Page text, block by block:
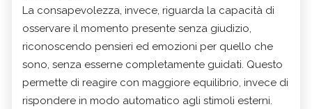
La consapevolezza, invece, riguarda la capacità di
osservare il momento presente senza giudizio,
riconoscendo pensieri ed emozioni per quello che
sono, senza esserne completamente guidati. Questo
permette di reagire con maggiore equilibrio, invece di
rispondere in modo automatico agli stimoli esterni.